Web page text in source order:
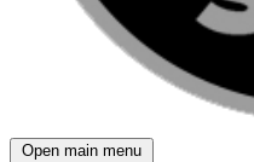
Open main menu